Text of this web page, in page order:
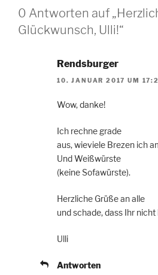
0 Antworten auf
Glückwunsch, Ulli!“
Rendsburger
10. JANUAR 2017 UM
Wow, danke!
Ich rechne grade
aus, wieviele Brezen ich
Und Weißwürste
(keine Sofawürste).
Herzliche Grüße an alle
und schade, dass Ihr
Ulli
Antworten